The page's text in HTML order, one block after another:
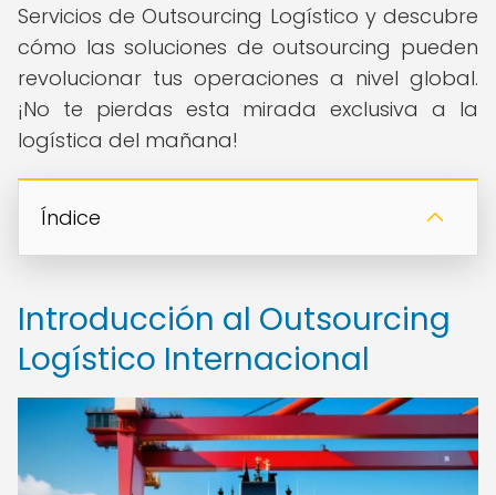
Servicios de Outsourcing Logístico y descubre
cómo las soluciones de outsourcing pueden
revolucionar tus operaciones a nivel global.
¡No te pierdas esta mirada exclusiva a la
logística del mañana!
Índice
Introducción al Outsourcing
Logístico Internacional